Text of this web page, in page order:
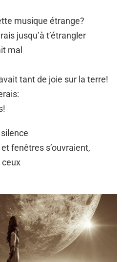
musique étrange?
jusqu’à t’étrangler
mal
tant de joie sur la terre!
fenêtres s’ouvraient,
ceux